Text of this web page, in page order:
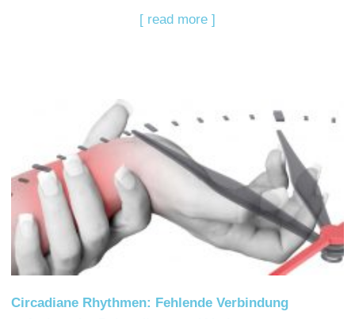
[ read more ]
Circadiane Rhythmen: Fehlende Verbindung